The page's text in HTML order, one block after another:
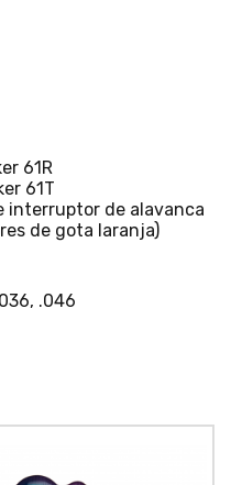
61R
61T
interruptor de alavanca
de gota laranja)
.046